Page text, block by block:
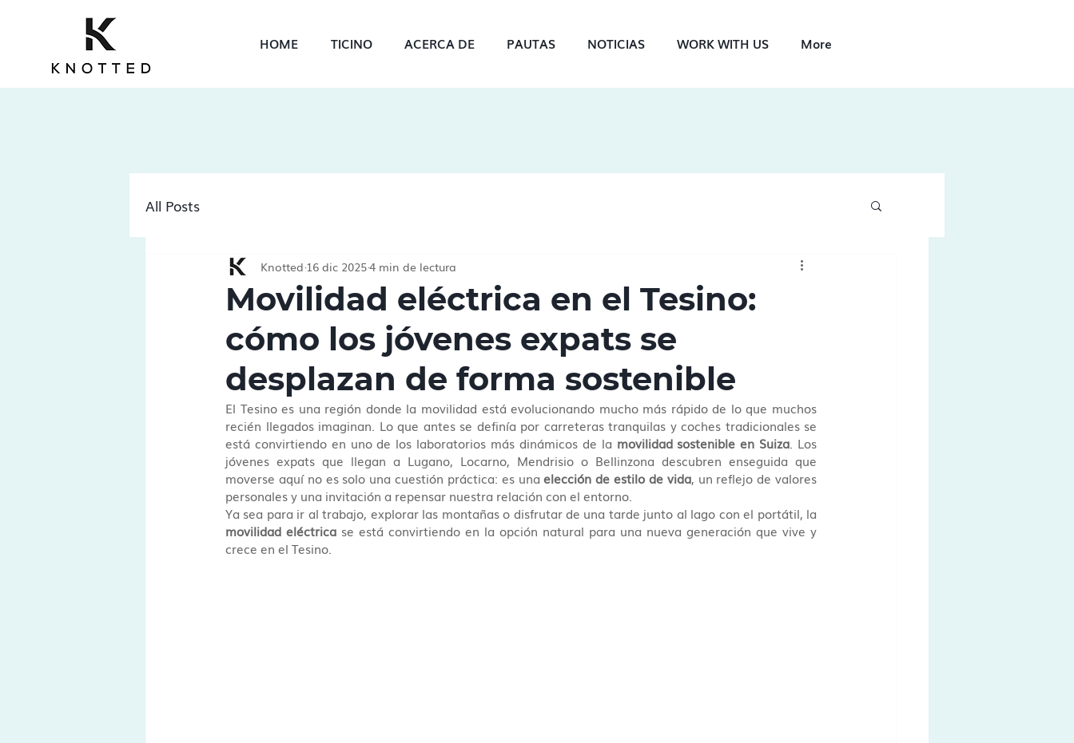
HOME TICINO ACERCA DE PAUTAS NOTICIAS WORK WITH US More
All Posts
Movilidad eléctrica en el Tesino:
cómo los jóvenes expats se
desplazan de forma sostenible
Knotted 16 dic 20254 min de lectura
El Tesino es una región donde la movilidad está evolucionando mucho más rápido de lo que muchos
recién llegados imaginan. Lo que antes se definía por carreteras tranquilas y coches tradicionales se
está convirtiendo en uno de los laboratorios más dinámicos de la movilidad sostenible en Suiza . Los
jóvenes expats que llegan a Lugano, Locarno, Mendrisio o Bellinzona descubren enseguida que
moverse aquí no es solo una cuestión práctica: es una elección de estilo de vida, un reflejo de valores
personales y una invitación a repensar nuestra relación con el entorno.
movilidad eléctrica se está convirtiendo en la opción natural para una nueva generación que vive y
crece en el Tesino.